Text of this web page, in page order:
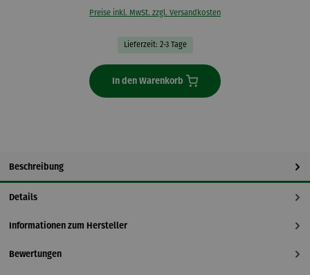
Preise inkl. MwSt. zzgl. Versandkosten
Lieferzeit: 2-3 Tage
In den Warenkorb
Beschreibung
Details
Informationen zum Hersteller
Bewertungen